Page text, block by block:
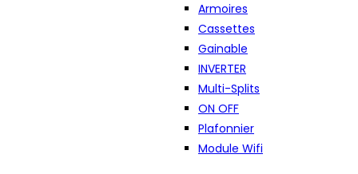
Armoires
Cassettes
Gainable
INVERTER
Multi-Splits
ON OFF
Plafonnier
Module Wifi